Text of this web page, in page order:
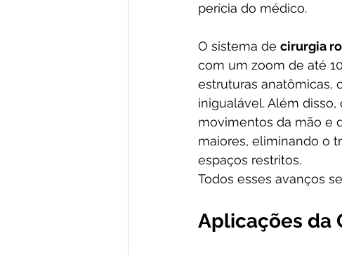
perícia do médico.
O sistema de cirurgia
com um zoom de até
estruturas anatômicas,
inigualável. Além
movimentos da mão e
maiores, eliminando o
espaços restritos.
Todos esses avanços
Aplicações da